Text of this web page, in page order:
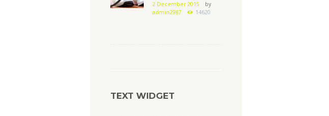
2 December 2015
by
admin2987
14620
TEXT WIDGET